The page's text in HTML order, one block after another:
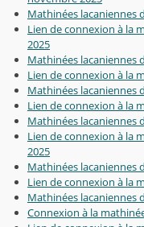
Mathinées lacaniennes
Lien de connexion à la
2025
Mathinées lacaniennes
Lien de connexion à la
Mathinées lacaniennes
Lien de connexion à la
Mathinées lacaniennes
Lien de connexion à la
2025
Mathinées lacaniennes
Lien de connexion à la
Mathinées lacaniennes
Connexion à la